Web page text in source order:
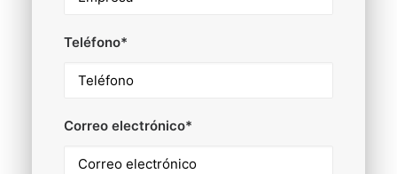
Teléfono*
Correo electrónico*